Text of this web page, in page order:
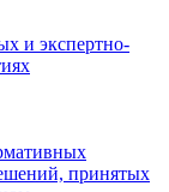
и экспертно-
принятых